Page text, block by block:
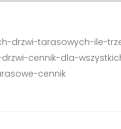
drzwi-tarasowych-ile-
cennik-dla-
cennik